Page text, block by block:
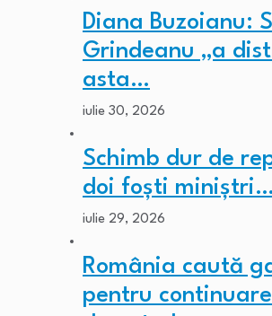
Diana Buzoianu:
Grindeanu „a
asta…
iulie 30, 2026
Schimb dur de
doi foști miniștri…
iulie 29, 2026
România caută
pentru